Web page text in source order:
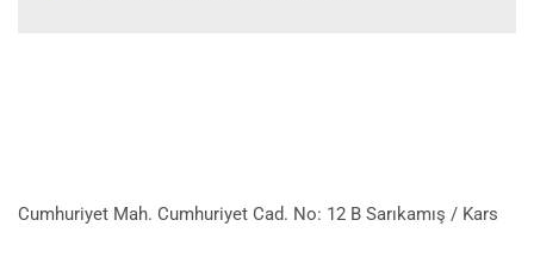
Cumhuriyet Mah. Cumhuriyet Cad. No: 12 B Sarıkamış / Kars